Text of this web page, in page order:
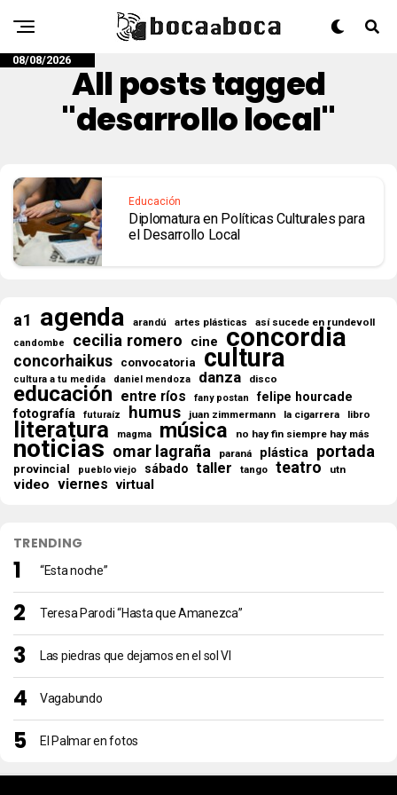
08/08/2026
All posts tagged
"desarrollo local"
Educación
Diplomatura en Políticas Culturales para
el Desarrollo Local
a1 agenda arandú artes plásticas así sucede en rundevoll
candombe cecilia romero cine concordia
concorhaikus convocatoria cultura
cultura a tu medida daniel mendoza danza disco
educación entre ríos fany postan felipe hourcade
fotografía futuraíz humus juan zimmermann la cigarrera libro
literatura magma música no hay fin siempre hay más
noticias omar lagraña paraná plástica portada
provincial pueblo viejo sábado taller tango teatro utn
video viernes virtual
TRENDING
“Esta noche”
Teresa Parodi “Hasta que Amanezca”
Las piedras que dejamos en el sol VI
Vagabundo
El Palmar en fotos